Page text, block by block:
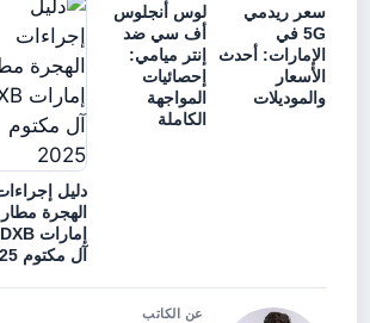
سعر ريدمي
5G في
الإمارات: أحدث
الأسعار
والموديلات
لوس أنجلوس
أف سي ضد
إنتر ميامي:
إحصائيات
المواجهة
الكاملة
دليل إجراءات
الهجرة مطار
إمارات DXB
آل مكتوم 2025
عن الكاتب